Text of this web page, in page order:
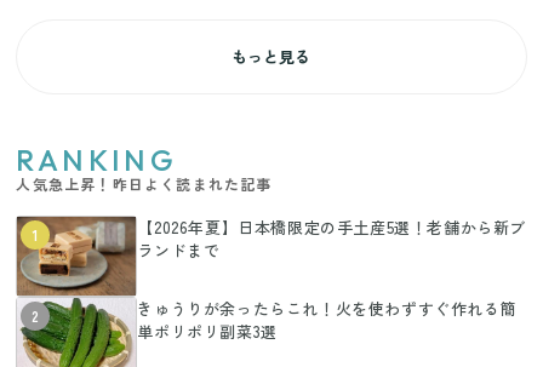
もっと見る
RANKING
人気急上昇！昨日よく読まれた記事
1
【2026年夏】日本橋限定の手土産5選！老舗から新ブ
ランドまで
2
きゅうりが余ったらこれ！火を使わずすぐ作れる簡
単ポリポリ副菜3選